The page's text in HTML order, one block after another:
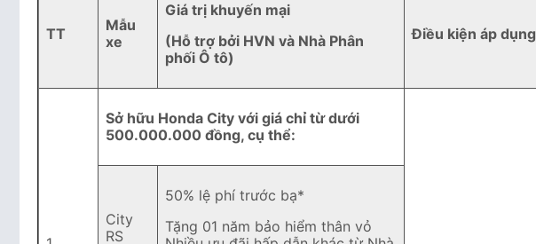
TT
Mẫu
xe
Giá trị khuyến mại
(Hỗ trợ bởi HVN và Nhà Phân
phối Ô tô)
Điều kiện áp dụng
Sở hữu Honda City với giá chỉ từ dưới
500.000.000 đồng, cụ thể:
City
RS
50% lệ phí trước bạ*
Tặng 01 năm bảo hiểm thân vỏ